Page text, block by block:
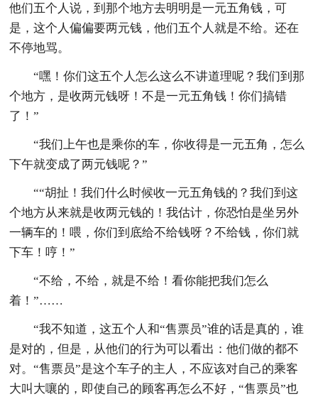
他们五个人说，到那个地方去明明是一元五角钱，可
是，这个人偏偏要两元钱，他们五个人就是不给。还在
不停地骂。
“嘿！你们这五个人怎么这么不讲道理呢？我们到那
个地方，是收两元钱呀！不是一元五角钱！你们搞错
了！”
“我们上午也是乘你的车，你收得是一元五角，怎么
下午就变成了两元钱呢？”
““胡扯！我们什么时候收一元五角钱的？我们到这
个地方从来就是收两元钱的！我估计，你恐怕是坐另外
一辆车的！喂，你们到底给不给钱呀？不给钱，你们就
下车！哼！”
“不给，不给，就是不给！看你能把我们怎么
着！”……
“我不知道，这五个人和“售票员”谁的话是真的，谁
是对的，但是，从他们的行为可以看出：他们做的都不
对。“售票员”是这个车子的主人，不应该对自己的乘客
大叫大嚷的，即使自己的顾客再怎么不好，“售票员”也